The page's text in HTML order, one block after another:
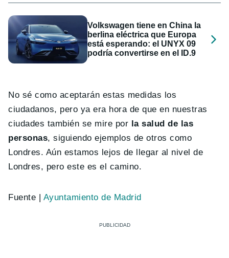
Volkswagen tiene en China la
berlina eléctrica que Europa
está esperando: el UNYX 09
podría convertirse en el ID.9
No sé como aceptarán estas medidas los
ciudadanos, pero ya era hora de que en nuestras
ciudades también se mire por la salud de las
personas, siguiendo ejemplos de otros como
Londres. Aún estamos lejos de llegar al nivel de
Londres, pero este es el camino.
Fuente | Ayuntamiento de Madrid